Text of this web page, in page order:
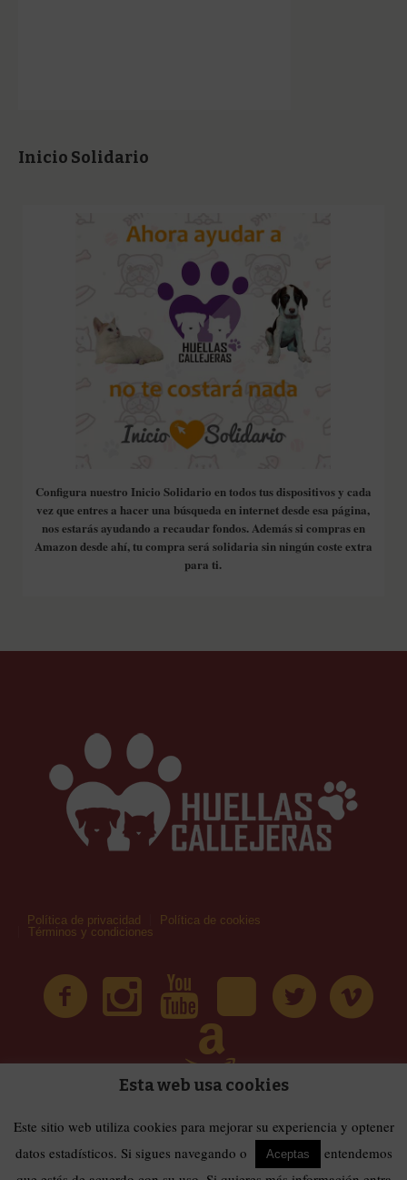
Inicio Solidario
Configura nuestro Inicio Solidario en todos tus dispositivos y cada
vez que entres a hacer una búsqueda en internet desde esa página,
nos estarás ayudando a recaudar fondos. Además si compras en
Amazon desde ahí, tu compra será solidaria sin ningún coste extra
para ti.
Política de privacidad
Política de cookies
Términos y condiciones
Términos y condiciones
| Huellas Callejeras © 2019 | Todos los derechos
reservados
Esta web usa cookies
Este sitio web utiliza cookies para mejorar su experiencia y optener
datos estadísticos. Si sigues navegando o
Aceptas
entendemos